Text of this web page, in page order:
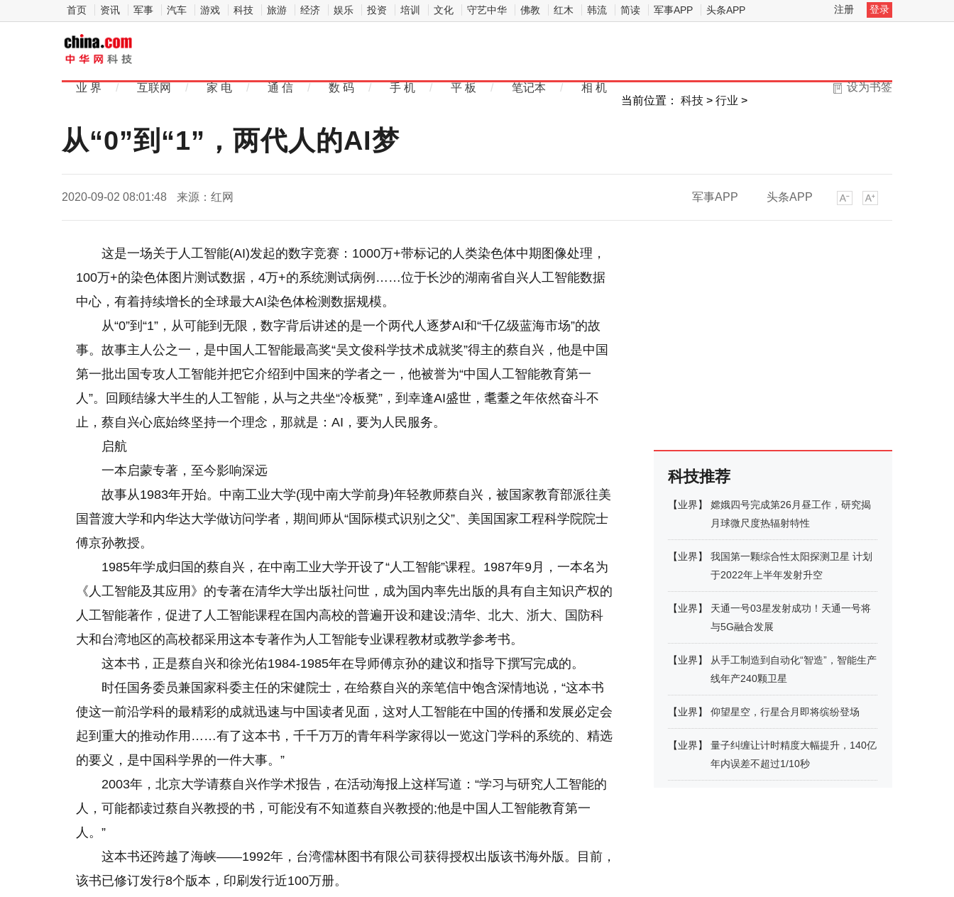
首页 资讯 军事 汽车 游戏 科技 旅游 经济 娱乐 投资 培训 文化 守艺中华 佛教 红木 韩流 简读 军事APP 头条APP 注册 登录
华网科
设为书签
业 界 / 互联网 / 家 电 / 通 信 / 数 码 / 手 机 / 平 板 / 笔记本 /
相 机
当前位置： 科技 > 行业 >
从“0”到“1”，两代人的AI梦
2020-09-02 08:01:48 来源：红网 军事APP 头条APP
这是一场关于人工智能(AI)发起的数字竞赛：1000万+带标记的人类染色体中期图像处理，
100万+的染色体图片测试数据，4万+的系统测试病例……位于长沙的湖南省自兴人工智能数据
中心，有着持续增长的全球最大AI染色体检测数据规模。
从“0”到“1”，从可能到无限，数字背后讲述的是一个两代人逐梦AI和“千亿级蓝海市场”的故
事。故事主人公之一，是中国人工智能最高奖“吴文俊科学技术成就奖”得主的蔡自兴，他是中国
第一批出国专攻人工智能并把它介绍到中国来的学者之一，他被誉为“中国人工智能教育第一
人”。回顾结缘大半生的人工智能，从与之共坐“冷板凳”，到幸逢AI盛世，耄耋之年依然奋斗不
止，蔡自兴心底始终坚持一个理念，那就是：AI，要为人民服务。
启航
一本启蒙专著，至今影响深远
故事从1983年开始。中南工业大学(现中南大学前身)年轻教师蔡自兴，被国家教育部派往美
国普渡大学和内华达大学做访问学者，期间师从“国际模式识别之父”、美国国家工程科学院院士
傅京孙教授。
1985年学成归国的蔡自兴，在中南工业大学开设了“人工智能”课程。1987年9月，一本名为
《人工智能及其应用》的专著在清华大学出版社问世，成为国内率先出版的具有自主知识产权的
人工智能著作，促进了人工智能课程在国内高校的普遍开设和建设;清华、北大、浙大、国防科
大和台湾地区的高校都采用这本专著作为人工智能专业课程教材或教学参考书。
这本书，正是蔡自兴和徐光佑1984-1985年在导师傅京孙的建议和指导下撰写完成的。
时任国务委员兼国家科委主任的宋健院士，在给蔡自兴的亲笔信中饱含深情地说，“这本书
使这一前沿学科的最精彩的成就迅速与中国读者见面，这对人工智能在中国的传播和发展必定会
起到重大的推动作用……有了这本书，千千万万的青年科学家得以一览这门学科的系统的、精选
的要义，是中国科学界的一件大事。”
2003年，北京大学请蔡自兴作学术报告，在活动海报上这样写道：“学习与研究人工智能的
人，可能都读过蔡自兴教授的书，可能没有不知道蔡自兴教授的;他是中国人工智能教育第一
人。”
这本书还跨越了海峡——1992年，台湾儒林图书有限公司获得授权出版该书海外版。目前，
该书已修订发行8个版本，印刷发行近100万册。
科技推荐
【业界】
嫦娥四号完成第26月昼工作，研究揭
月球微尺度热辐射特性
【业界】
我国第一颗综合性太阳探测卫星 计划
于2022年上半年发射升空
【业界】
天通一号03星发射成功！天通一号将
与5G融合发展
【业界】
从手工制造到自动化“智造”，智能生产
线年产240颗卫星
【业界】 仰望星空，行星合月即将缤纷登场
【业界】
量子纠缠让计时精度大幅提升，140亿
年内误差不超过1/10秒